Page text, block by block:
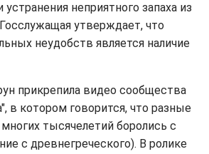
неприятного запаха из
утверждает, что
неудобств является наличие
прикрепила видео сообщества
в котором говорится, что разные
тысячелетий боролись с
с древнегреческого). В ролике